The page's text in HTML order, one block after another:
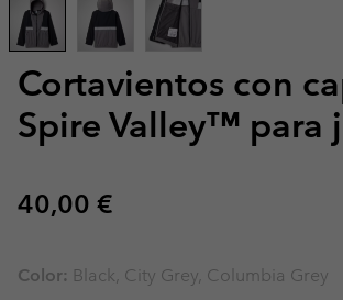
Cortavientos con
Spire Valley™ para
Regular price:
40,00 €
Color: Black, City Grey, Columbia Grey